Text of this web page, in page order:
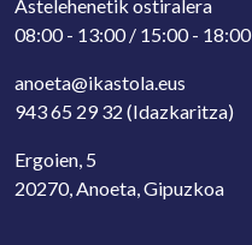
Astelehenetik ostiralera
08:00 - 13:00 / 15:00 - 18:00
anoeta@ikastola.eus
943 65 29 32 (Idazkaritza)
Ergoien, 5
20270, Anoeta, Gipuzkoa